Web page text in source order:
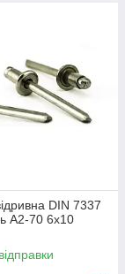
DIN 7337
А2-70 6х10